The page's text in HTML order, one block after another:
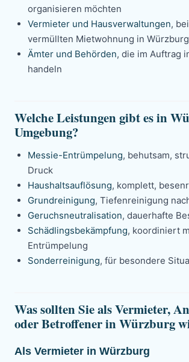
organisieren möchten
Vermieter und Hausverwaltungen,
vermüllten Mietwohnung in Würzburg
Ämter und Behörden, die im Auftrag
handeln
Welche Leistungen gibt es in
Umgebung?
Messie-Entrümpelung, behutsam,
Druck
Haushaltsauflösung, komplett,
Grundreinigung, Tiefenreinigung
Geruchsneutralisation, dauerhafte
Schädlingsbekämpfung, koordiniert
Entrümpelung
Sonderreinigung, für besondere
Was sollten Sie als Vermieter,
oder Betroffener in Würzburg
Als Vermieter in Würzburg